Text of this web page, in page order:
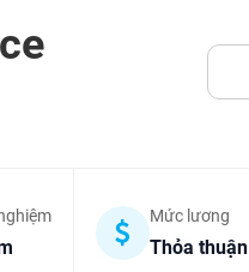
Mức lương
Thỏa thuận